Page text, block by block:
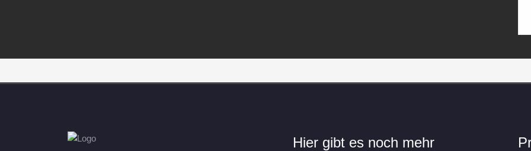
Hier gibt es noch mehr